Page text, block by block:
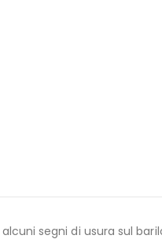
segni di usura sul